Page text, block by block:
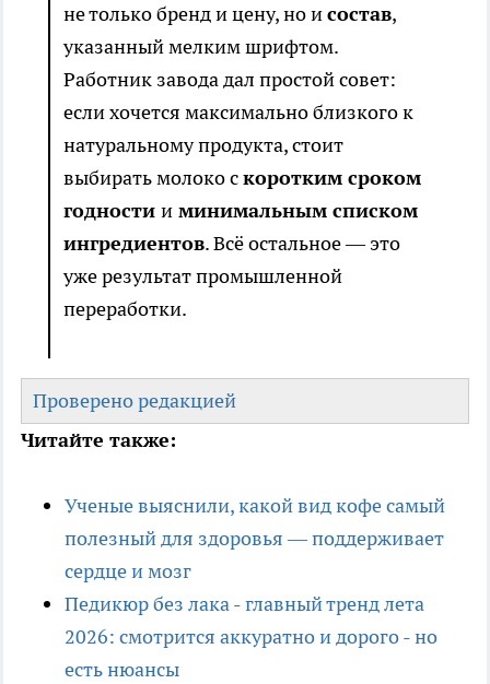
не только бренд и цену, но исостав,
указанный мелким шрифтом.
Работник завода дал простой совет:
если хочется максимально близкого к
натуральному продукта, стоит
выбирать молоко скоротким сроком
годности и минимальным списком
ингредиентов. Всё остальное — это
уже результат промышленной
переработки.
Проверено редакцией
Читайте также:
Ученые выяснили, какой вид кофе самый
полезный для здоровья — поддерживает
сердце и мозг
Педикюр без лака - главный тренд лета
2026: смотрится аккуратно и дорого - но
есть нюансы